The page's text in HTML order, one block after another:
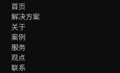
首页
解决方案
关于
案例
服务
观点
联系